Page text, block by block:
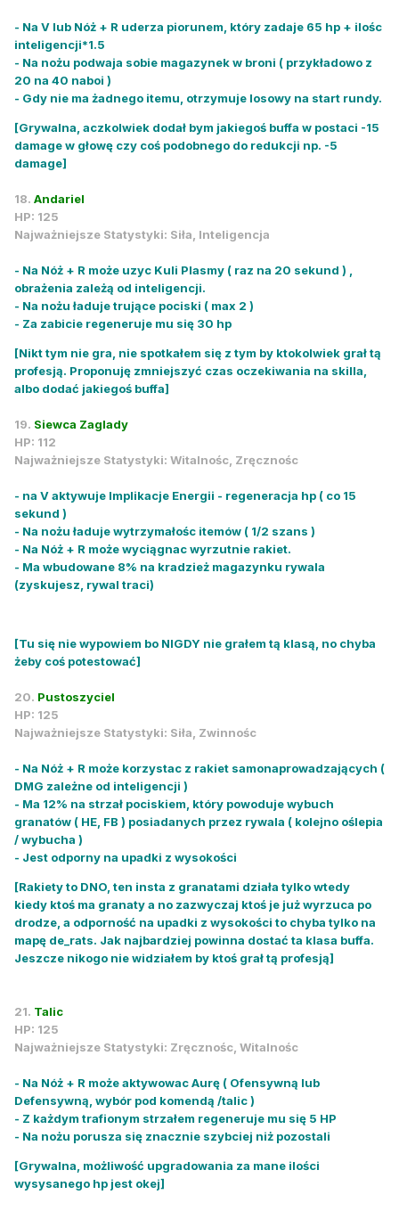
- Na V lub Nóż + R uderza piorunem, który zadaje 65 hp + ilośc
inteligencji*1.5
- Na nożu podwaja sobie magazynek w broni ( przykładowo z
20 na 40 naboi )
- Gdy nie ma żadnego itemu, otrzymuje losowy na start rundy.
[Grywalna, aczkolwiek dodał bym jakiegoś buffa w postaci -15
damage w głowę czy coś podobnego do redukcji np. -5
damage]
18. Andariel
HP: 125
Najważniejsze Statystyki: Siła, Inteligencja
- Na Nóż + R może uzyc Kuli Plasmy ( raz na 20 sekund ) ,
obrażenia zależą od inteligencji.
- Na nożu ładuje trujące pociski ( max 2 )
- Za zabicie regeneruje mu się 30 hp
[Nikt tym nie gra, nie spotkałem się z tym by ktokolwiek grał tą
profesją. Proponuję zmniejszyć czas oczekiwania na skilla,
albo dodać jakiegoś buffa]
19. Siewca Zaglady
HP: 112
Najważniejsze Statystyki: Witalnośc, Zręcznośc
- na V aktywuje Implikacje Energii - regeneracja hp ( co 15
sekund )
- Na nożu ładuje wytrzymałośc itemów ( 1/2 szans )
- Na Nóż + R może wyciągnac wyrzutnie rakiet.
- Ma wbudowane 8% na kradzież magazynku rywala
(zyskujesz, rywal traci)
[Tu się nie wypowiem bo NIGDY nie grałem tą klasą, no chyba
żeby coś potestować]
20. Pustoszyciel
HP: 125
Najważniejsze Statystyki: Siła, Zwinnośc
- Na Nóż + R może korzystac z rakiet samonaprowadzających (
DMG zależne od inteligencji )
- Ma 12% na strzał pociskiem, który powoduje wybuch
granatów ( HE, FB ) posiadanych przez rywala ( kolejno oślepia
/ wybucha )
- Jest odporny na upadki z wysokości
[Rakiety to DNO, ten insta z granatami działa tylko wtedy
kiedy ktoś ma granaty a no zazwyczaj ktoś je już wyrzuca po
drodze, a odporność na upadki z wysokości to chyba tylko na
mapę de_rats. Jak najbardziej powinna dostać ta klasa buffa.
Jeszcze nikogo nie widziałem by ktoś grał tą profesją]
21. Talic
HP: 125
Najważniejsze Statystyki: Zręcznośc, Witalnośc
- Na Nóż + R może aktywowac Aurę ( Ofensywną lub
Defensywną, wybór pod komendą /talic )
- Z każdym trafionym strzałem regeneruje mu się 5 HP
- Na nożu porusza się znacznie szybciej niż pozostali
[Grywalna, możliwość upgradowania za mane ilości
wysysanego hp jest okej]